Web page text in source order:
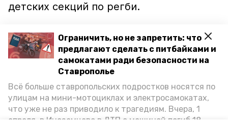
Ограничить, но не запретить: что
предлагают сделать с питбайками и
самокатами ради безопасности на
Ставрополье
Всё больше ставропольских подростков носятся по
улицам на мини-мотоциклах и электросамокатах,
что уже не раз приводило к трагедиям. Вчера, 1
апреля, в Иноземцево в ДТП с машиной погиб 18-
детских секций по регби.
На сегодняшний день в Невинномысске
работают шесть секций: они
развернулись на базе школ №2, 15, 18 и
во Дворце детского творчества на базе
школ № 3 и 5.
Ранее сообщалось, что в двух школах